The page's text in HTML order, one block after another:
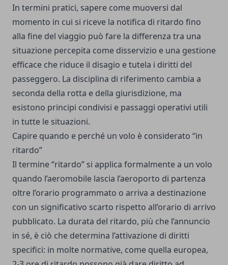
In termini pratici, sapere come muoversi dal
momento in cui si riceve la notifica di ritardo fino
alla fine del viaggio può fare la differenza tra una
situazione percepita come disservizio e una gestione
efficace che riduce il disagio e tutela i diritti del
passeggero. La disciplina di riferimento cambia a
seconda della rotta e della giurisdizione, ma
esistono principi condivisi e passaggi operativi utili
in tutte le situazioni.
Capire quando e perché un volo è considerato “in
ritardo”
Il termine “ritardo” si applica formalmente a un volo
quando l’aeromobile lascia l’aeroporto di partenza
oltre l’orario programmato o arriva a destinazione
con un significativo scarto rispetto all’orario di arrivo
pubblicato. La durata del ritardo, più che l’annuncio
in sé, è ciò che determina l’attivazione di diritti
specifici: in molte normative, come quella europea,